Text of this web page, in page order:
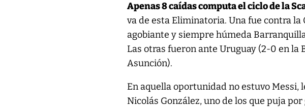
Apenas 8 caídas computa el ciclo de la
va de esta Eliminatoria. Una fue contra
agobiante y siempre húmeda
Las otras fueron ante Uruguay (2-0 en la
Asunción).
En aquella oportunidad no estuvo Messi,
Nicolás González, uno de los que puja